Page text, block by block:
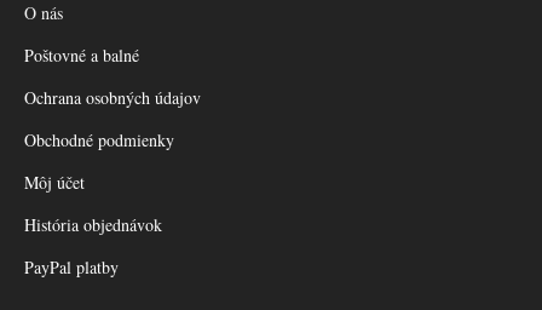
O nás
Poštovné a balné
Ochrana osobných údajov
Obchodné podmienky
Môj účet
História objednávok
PayPal platby